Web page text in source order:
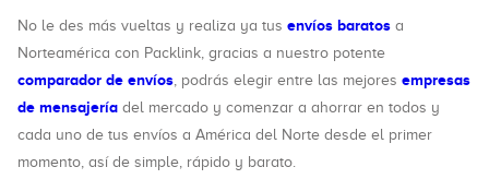
No le des más vueltas y realiza ya tus envíos baratos a
Norteamérica con Packlink, gracias a nuestro potente
comparador de envíos, podrás elegir entre las mejores empresas
de mensajería del mercado y comenzar a ahorrar en todos y
cada uno de tus envíos a América del Norte desde el primer
momento, así de simple, rápido y barato.